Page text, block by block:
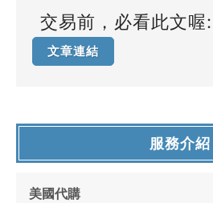
交易前，必看此文喔:
文章連結
服務介紹
美國代購